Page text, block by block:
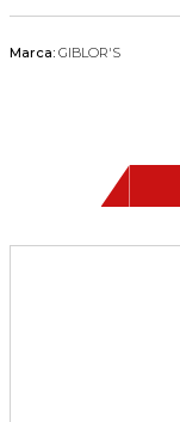
Marca: GIBLOR'S